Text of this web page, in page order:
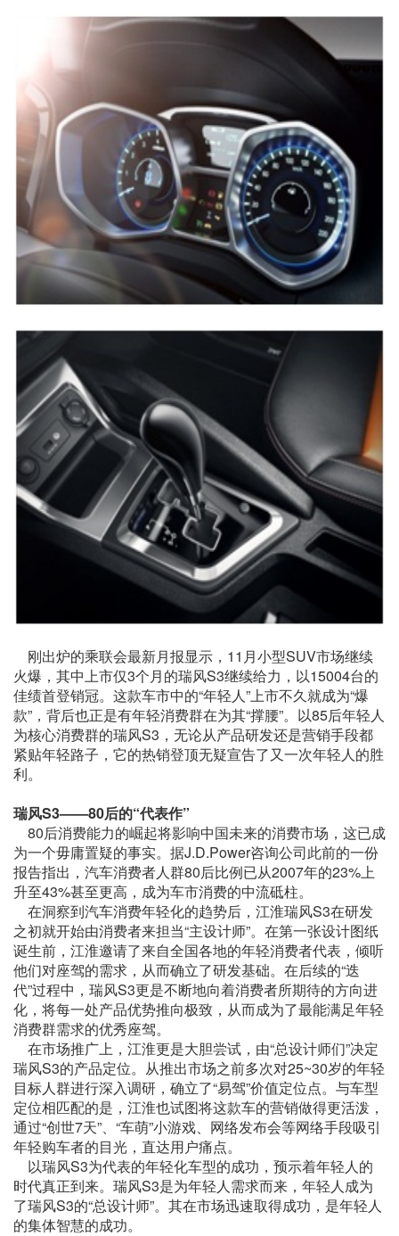
刚出炉的乘联会最新月报显示，11月小型SUV市场继续
火爆，其中上市仅3个月的瑞风S3继续给力，以15004台的
佳绩首登销冠。这款车市中的“年轻人”上市不久就成为“爆
款”，背后也正是有年轻消费群在为其“撑腰”。以85后年轻人
为核心消费群的瑞风S3，无论从产品研发还是营销手段都
紧贴年轻路子，它的热销登顶无疑宣告了又一次年轻人的胜
利。
瑞风S3——80后的“代表作”
80后消费能力的崛起将影响中国未来的消费市场，这已成
为一个毋庸置疑的事实。据J.D.Power咨询公司此前的一份
报告指出，汽车消费者人群80后比例已从2007年的23%上
升至43%甚至更高，成为车市消费的中流砥柱。
在洞察到汽车消费年轻化的趋势后，江淮瑞风S3在研发
之初就开始由消费者来担当“主设计师”。在第一张设计图纸
诞生前，江淮邀请了来自全国各地的年轻消费者代表，倾听
他们对座驾的需求，从而确立了研发基础。在后续的“迭
代”过程中，瑞风S3更是不断地向着消费者所期待的方向进
化，将每一处产品优势推向极致，从而成为了最能满足年轻
消费群需求的优秀座驾。
在市场推广上，江淮更是大胆尝试，由“总设计师们”决定
瑞风S3的产品定位。从推出市场之前多次对25~30岁的年轻
目标人群进行深入调研，确立了“易驾”价值定位点。与车型
定位相匹配的是，江淮也试图将这款车的营销做得更活泼，
通过“创世7天”、“车萌”小游戏、网络发布会等网络手段吸引
年轻购车者的目光，直达用户痛点。
以瑞风S3为代表的年轻化车型的成功，预示着年轻人的
时代真正到来。瑞风S3是为年轻人需求而来，年轻人成为
了瑞风S3的“总设计师”。其在市场迅速取得成功，是年轻人
的集体智慧的成功。